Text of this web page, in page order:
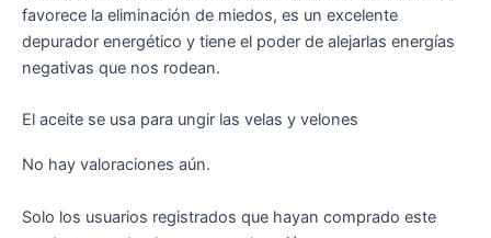
favorece la eliminación de miedos, es un excelente
depurador energético y tiene el poder de alejarlas energías
negativas que nos rodean.
El aceite se usa para ungir las velas y velones
No hay valoraciones aún.
Solo los usuarios registrados que hayan comprado este